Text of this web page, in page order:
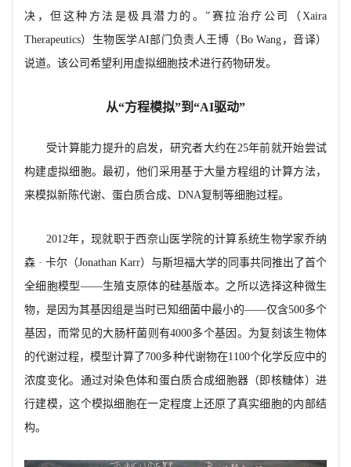
决，但这种方法是极具潜力的。”赛拉治疗公司（ Xaira
Therapeutics）生物医学AI部门负责人王博（Bo Wang，音译）
说道。该公司希望利用虚拟细胞技术进行药物研发。
从“方程模拟”到“AI驱动”
受计算能力提升的启发，研究者大约在25年前就开始尝试
构建虚拟细胞。最初，他们采用基于大量方程组的计算方法，
来模拟新陈代谢、蛋白质合成、DNA复制等细胞过程。
2012年，现就职于西奈山医学院的计算系统生物学家乔纳
森 · 卡尔（Jonathan Karr）与斯坦福大学的同事共同推出了首个
全细胞模型——生殖支原体的硅基版本。之所以选择这种微生
物，是因为其基因组是当时已知细菌中最小的——仅含500多个
基因，而常见的大肠杆菌则有4000多个基因。为复刻该生物体
的代谢过程，模型计算了700多种代谢物在1100个化学反应中的
浓度变化。通过对染色体和蛋白质合成细胞器（即核糖体）进
行建模，这个模拟细胞在一定程度上还原了真实细胞的内部结
构。